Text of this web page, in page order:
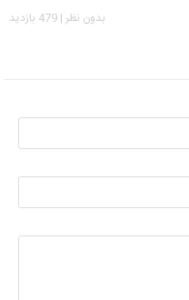
بدون نظر | 479 بازدید